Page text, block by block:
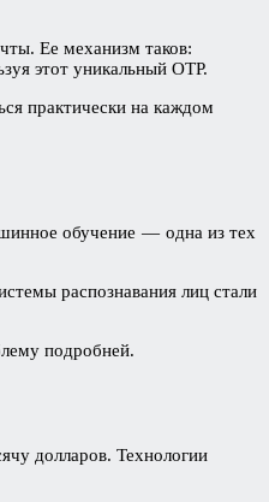
Ее механизм таков:
этот уникальный OTP.
практически на каждом
обучение — одна из тех
распознавания лиц стали
подробней.
долларов. Технологии